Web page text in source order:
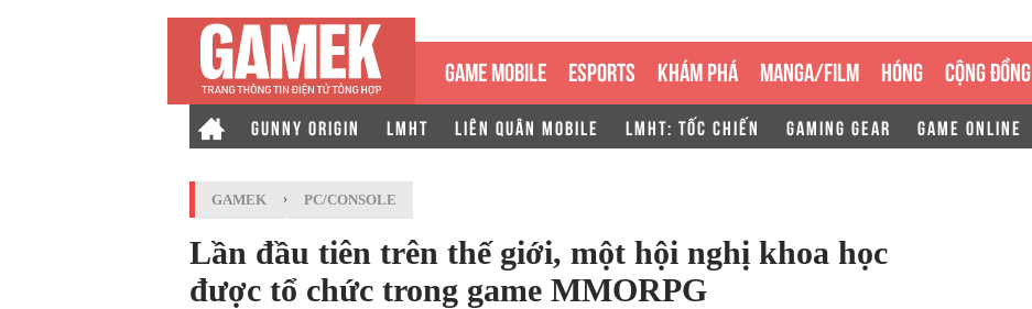
GAME MOBILE ESPORTS KHÁM PHÁ MANGA/FILM HÓNG CỘNG ĐỒNG
GUNNY ORIGIN LMHT LIÊN QUÂN MOBILE LMHT: TỐC CHIẾN GAMING GEAR GAME ONLINE
GAMEK › PC/CONSOLE
Lần đầu tiên trên thế giới, một hội nghị khoa học
được tổ chức trong game MMORPG